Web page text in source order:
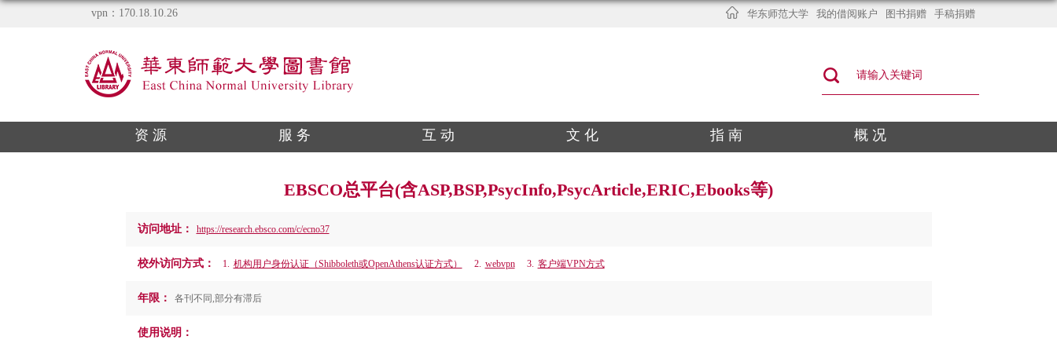
vpn：170.18.10.26 华东师范大学 我的借阅账户 图书捐赠 手稿捐赠
资 源 服 务 互 动 文 化 指 南 概 况
EBSCO总平台(含ASP,BSP,PsycInfo,PsycArticle,ERIC,Ebooks等)
访问地址： https://research.ebsco.com/c/ecno37
校外访问方式： 1. 机构用户身份认证（Shibboleth或OpenAthens认证方式） 2. webvpn 3. 客户端VPN方式
年限： 各刊不同,部分有滞后
使用说明：